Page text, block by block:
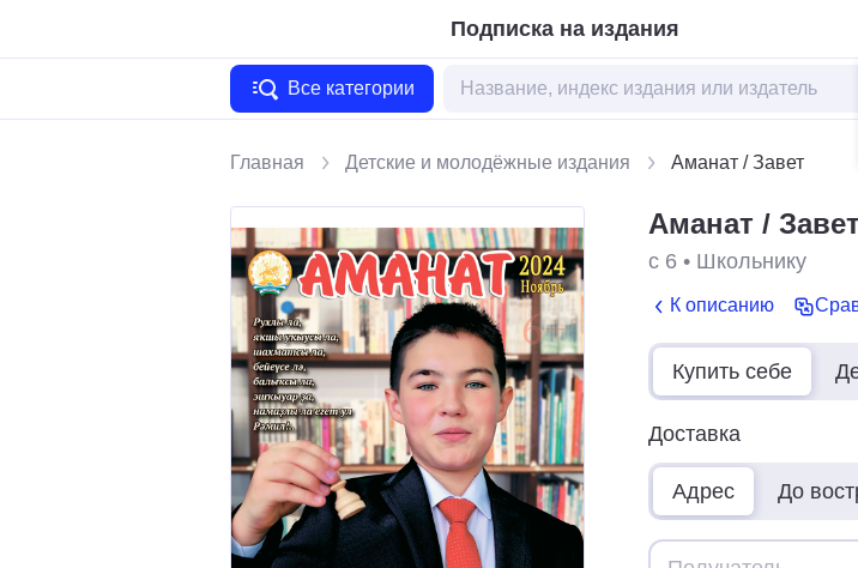
Подписка на издания
Все категории
Главная Детские и молодёжные издания Аманат / Завет
Аманат / Завет
с 6 • Школьнику
К описанию
Купить себе
Доставка
Адрес До